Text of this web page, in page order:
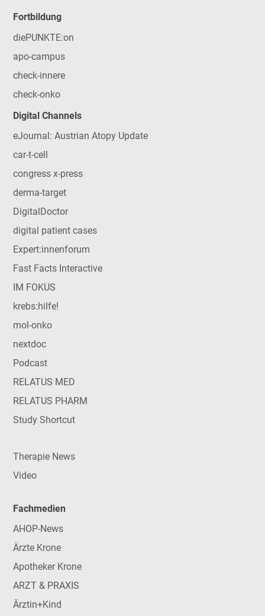
Fortbildung
diePUNKTE:on
apo-campus
check-innere
check-onko
Digital Channels
eJournal: Austrian Atopy Update
car-t-cell
congress x-press
derma-target
DigitalDoctor
digital patient cases
Expert:innenforum
Fast Facts Interactive
IM FOKUS
krebs:hilfe!
mol-onko
nextdoc
Podcast
RELATUS MED
RELATUS PHARM
Study Shortcut
Therapie News
Video
Fachmedien
AHOP-News
Ärzte Krone
Apotheker Krone
ARZT & PRAXIS
Ärztin+Kind